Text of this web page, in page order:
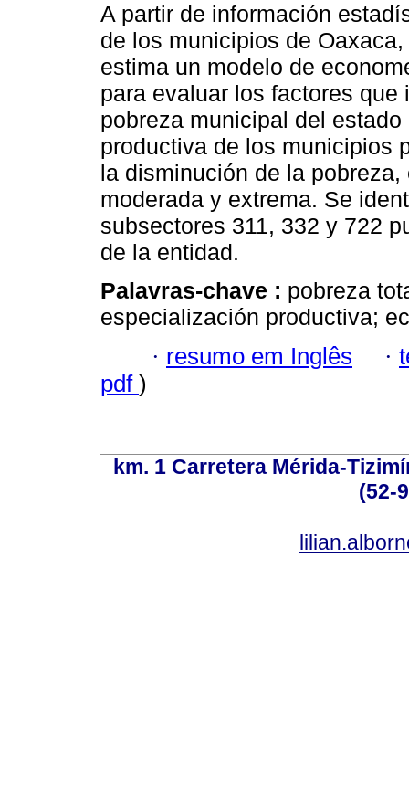
A partir de información
de los municipios de
estima un modelo de
para evaluar los factores que
pobreza municipal del
productiva de los municipios
la disminución de la
moderada y extrema. Se
subsectores 311, 332 y 722
de la entidad.
Palavras-chave : pobreza
especialización productiva;
· resumo em Inglês ·
pdf )
km. 1 Carretera Mérida-
(52-